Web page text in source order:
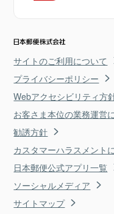
サイトのご利用について
プライバシーポリシー
Webアクセシビリティ方
お客さま本位の業務運営
勧誘方針
カスタマーハラスメント
日本郵便公式アプリ一覧
ソーシャルメディア
サイトマップ